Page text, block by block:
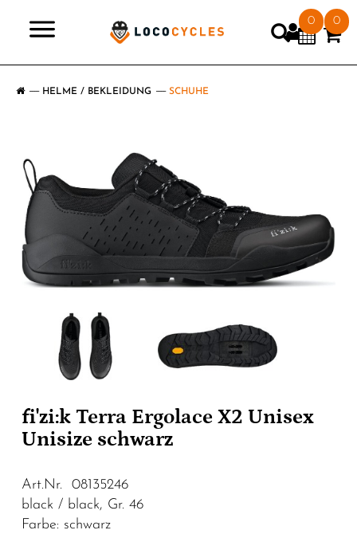
0 0
HELME / BEKLEIDUNG SCHUHE
fi'zi:k Terra Ergolace X2 Unisex
Unisize schwarz
Art.Nr. 08135246
black / black, Gr. 46
Farbe: schwarz